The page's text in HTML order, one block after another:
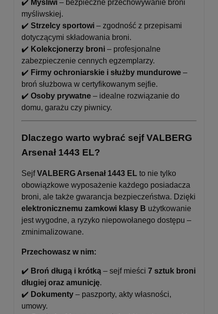
✔️ Myśliwi – bezpieczne przechowywanie broni
myśliwskiej.
✔️ Strzelcy sportowi – zgodność z przepisami
dotyczącymi składowania broni.
✔️ Kolekcjonerzy broni – profesjonalne
zabezpieczenie cennych egzemplarzy.
✔️ Firmy ochroniarskie i służby mundurowe –
broń służbowa w certyfikowanym sejfie.
✔️ Osoby prywatne – idealne rozwiązanie do
domu, garażu czy piwnicy.
Dlaczego warto wybrać sejf VALBERG
Arsenał 1443 EL?
SejfVALBERG Arsenał 1443 EL to nie tylko
obowiązkowe wyposażenie każdego posiadacza
broni, ale także gwarancja bezpieczeństwa. Dzięki
elektronicznemu zamkowi klasy B użytkowanie
jest wygodne, a ryzyko niepowołanego dostępu –
zminimalizowane.
Przechowasz w nim:
✔️ Broń długą i krótką – sejf mieści 7 sztuk broni
długiej oraz amunicję.
✔️ Dokumenty – paszporty, akty własności,
umowy.